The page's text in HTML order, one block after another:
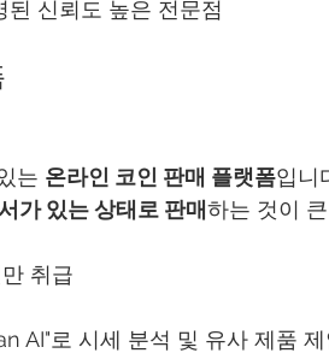
된 신뢰도 높은 전문점
는 온라인 코인 판매 플랫폼입니
가 있는 상태로 판매하는 것이
취급
AI"로 시세 분석 및 유사 제품